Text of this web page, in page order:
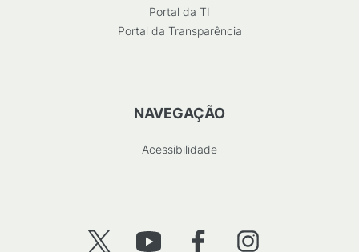
Portal da TI
Portal da Transparência
NAVEGAÇÃO
Acessibilidade